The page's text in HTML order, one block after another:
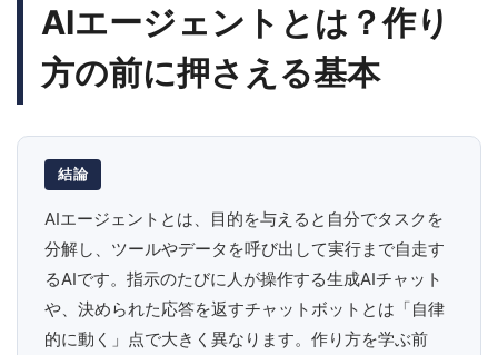
AIエージェントとは？作り
方の前に押さえる基本
結論
AIエージェントとは、目的を与えると自分でタスクを
分解し、ツールやデータを呼び出して実行まで自走す
るAIです。指示のたびに人が操作する生成AIチャット
や、決められた応答を返すチャットボットとは「自律
的に動く」点で大きく異なります。作り方を学ぶ前